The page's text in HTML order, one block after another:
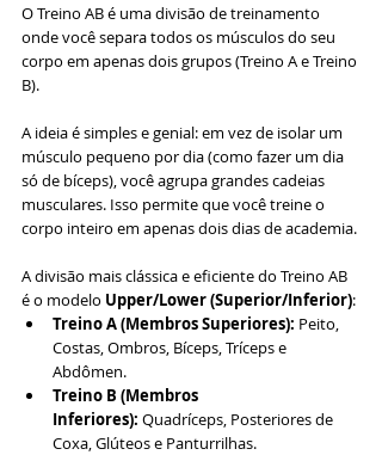
O Treino AB é uma divisão de treinamento
onde você separa todos os músculos do seu
corpo em apenas dois grupos (Treino A e Treino
B).
A ideia é simples e genial: em vez de isolar um
músculo pequeno por dia (como fazer um dia
só de bíceps), você agrupa grandes cadeias
musculares. Isso permite que você treine o
corpo inteiro em apenas dois dias de academia.
A divisão mais clássica e eficiente do Treino AB
é o modelo Upper/Lower (Superior/Inferior):
Treino A (Membros Superiores): Peito,
Costas, Ombros, Bíceps, Tríceps e
Abdômen.
Treino B (Membros
Inferiores): Quadríceps, Posteriores de
Coxa, Glúteos e Panturrilhas.